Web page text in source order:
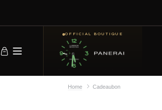
OFFICIAL BOUTIQUE
Home Cadeaubon